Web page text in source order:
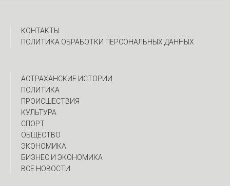
КОНТАКТЫ
ПОЛИТИКА ОБРАБОТКИ ПЕРСОНАЛЬНЫХ ДАННЫХ
АСТРАХАНСКИЕ ИСТОРИИ
ПОЛИТИКА
ПРОИСШЕСТВИЯ
КУЛЬТУРА
СПОРТ
ОБЩЕСТВО
ЭКОНОМИКА
БИЗНЕС И ЭКОНОМИКА
ВСЕ НОВОСТИ